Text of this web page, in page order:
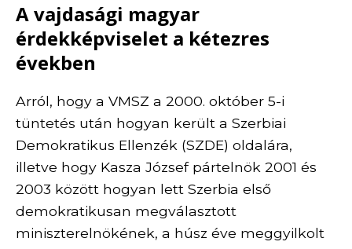
A vajdasági magyar
érdekképviselet a kétezres
években
Arról, hogy a VMSZ a 2000. október 5-i
tüntetés után hogyan került a Szerbiai
Demokratikus Ellenzék (SZDE) oldalára,
illetve hogy Kasza József pártelnök 2001 és
2003 között hogyan lett Szerbia első
demokratikusan megválasztott
miniszterelnökének, a húsz éve meggyilkolt